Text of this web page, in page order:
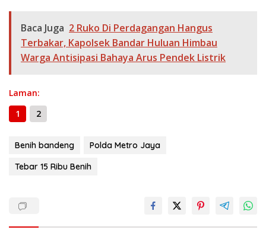
o
o
k
a
m
A
p
p
n
g
er
Li
n
k
g
e
ar
e
Baca Juga 2 Ruko Di Perdagangan Hangus
Terbakar, Kapolsek Bandar Huluan Himbau
Warga Antisipasi Bahaya Arus Pendek Listrik
Laman:
1
2
Benih bandeng
Polda Metro Jaya
Tebar 15 Ribu Benih